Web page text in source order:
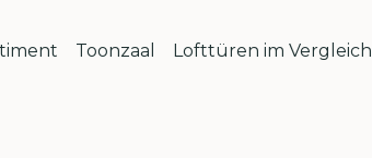
Toonzaal Lofttüren im Vergleich